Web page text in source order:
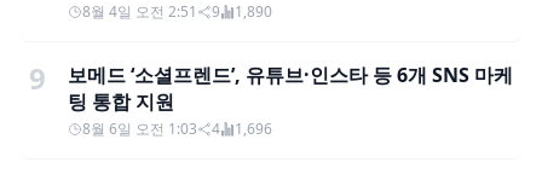
8월 4일 오전 2:51 9 1,890
9
보메드 ‘소셜프렌드’, 유튜브·인스타 등 6개 SNS 마케
팅 통합 지원
8월 6일 오전 1:03 4 1,696